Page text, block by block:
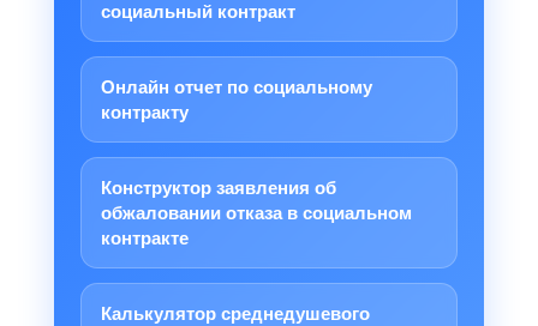
социальный контракт
Онлайн отчет по социальному
контракту
Конструктор заявления об
обжаловании отказа в социальном
контракте
Калькулятор среднедушевого